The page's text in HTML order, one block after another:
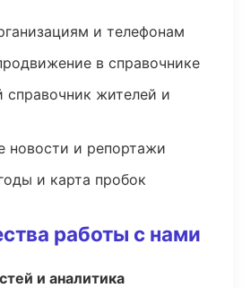
и телефонам
в справочнике
справочник жителей и
новости и репортажи
и карта пробок
работы с нами
и аналитика